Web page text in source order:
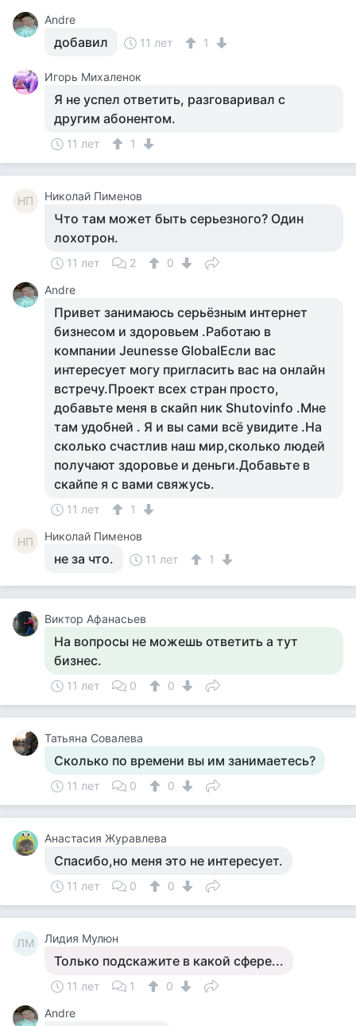
Andre
добавил 11 лет 1
Игорь Михаленок
Я не успел ответить, разговаривал с
другим абонентом.
11 лет 1
НП Николай Пименов
Что там может быть серьезного? Один
лохотрон.
11 лет 2
0
Andre
Привет занимаюсь серьёзным интернет
бизнесом и здоровьем .Работаю в
компании Jeunesse GlobalЕсли вас
интересует могу пригласить вас на онлайн
встречу.Проект всех стран просто,
добавьте меня в скайп ник Shutovinfo .Мне
там удобней . Я и вы сами всё увидите .На
сколько счастлив наш мир,сколько людей
получают здоровье и деньги.Добавьте в
скайпе я с вами свяжусь.
11 лет 1
НП Николай Пименов
не за что. 11 лет 1
Виктор Афанасьев
На вопросы не можешь ответить а тут
бизнес.
11 лет 0 0
Татьяна Совалева
Сколько по времени вы им занимаетесь?
11 лет 0 0
Анастасия Журавлева
Спасибо,но меня это не интересует.
11 лет 0 0
ЛМ Лидия Мулюн
Только подскажите в какой сфере...
11 лет 1
0
Andre